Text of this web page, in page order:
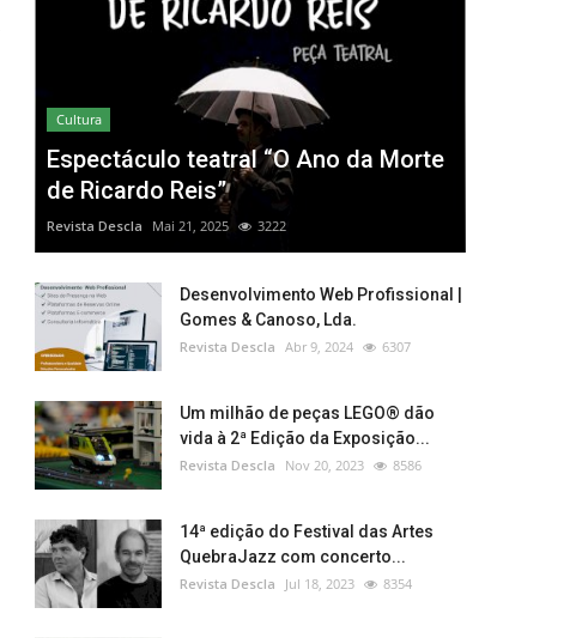
Cultura
Espectáculo teatral “O Ano da Morte
de Ricardo Reis”
Revista Descla Mai 21, 2025 3222
Desenvolvimento Web Profissional |
Gomes & Canoso, Lda.
Revista Descla Abr 9, 2024 6307
Um milhão de peças LEGO® dão
vida à 2ª Edição da Exposição...
Revista Descla Nov 20, 2023 8586
14ª edição do Festival das Artes
QuebraJazz com concerto...
Revista Descla Jul 18, 2023 8354